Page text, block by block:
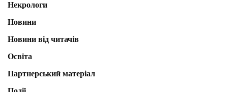
Некрологи
Новини
Новини від читачів
Освіта
Партнерський матеріал